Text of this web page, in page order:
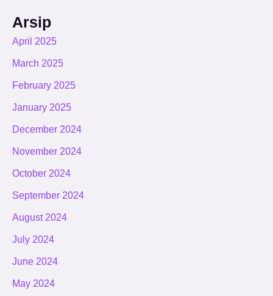
Arsip
April 2025
March 2025
February 2025
January 2025
December 2024
November 2024
October 2024
September 2024
August 2024
July 2024
June 2024
May 2024